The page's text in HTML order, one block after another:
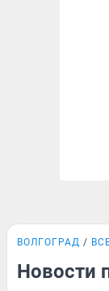
ВОЛГОГРАД
Новости